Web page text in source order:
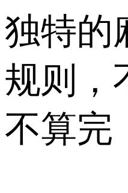
独特的
规则，
不算完